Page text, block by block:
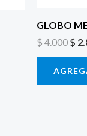
GLOBO
$4.000$